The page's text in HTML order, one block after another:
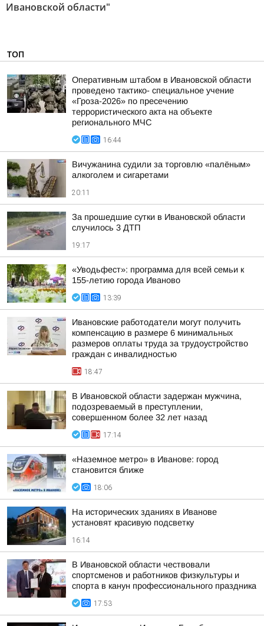
Ивановской области"
ТОП
Оперативным штабом в Ивановской области
проведено тактико- специальное учение
«Гроза-2026» по пресечению
террористического акта на объекте
регионального МЧС
16:44
Вичужанина судили за торговлю «палёным»
алкоголем и сигаретами
20:11
За прошедшие сутки в Ивановской области
случилось 3 ДТП
19:17
«Уводьфест»: программа для всей семьи к
155-летию города Иваново
13:39
Ивановские работодатели могут получить
компенсацию в размере 6 минимальных
размеров оплаты труда за трудоустройство
граждан с инвалидностью
18:47
В Ивановской области задержан мужчина,
подозреваемый в преступлении,
совершенном более 32 лет назад
17:14
«Наземное метро» в Иванове: город
становится ближе
18:06
На исторических зданиях в Иванове
установят красивую подсветку
16:14
В Ивановской области чествовали
спортсменов и работников физкультуры и
спорта в канун профессионального праздника
17:53